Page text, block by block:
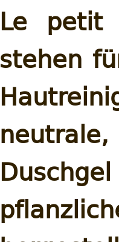
Le petit
stehen